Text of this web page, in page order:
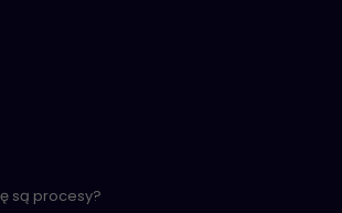
są procesy?